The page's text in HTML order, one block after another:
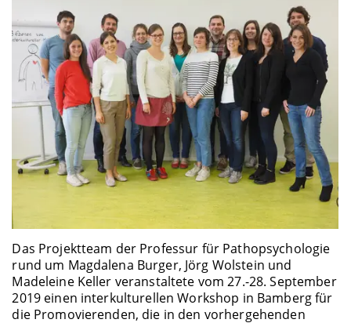
Das Projektteam der Professur für Pathopsychologie
rund um Magdalena Burger, Jörg Wolstein und
Madeleine Keller veranstaltete vom 27.-28. September
2019 einen interkulturellen Workshop in Bamberg für
die Promovierenden, die in den vorhergehenden